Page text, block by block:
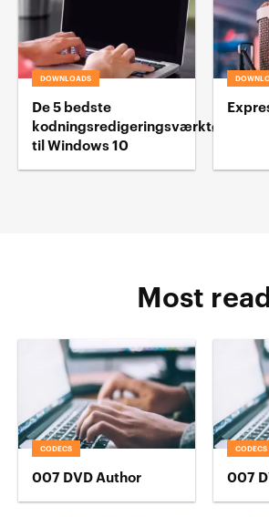
DOWNLOADS
De 5 bedste
kodningsredigeringsværktøj
til Windows 10
Most read
CODECS
007 DVD Author
CODECS
007